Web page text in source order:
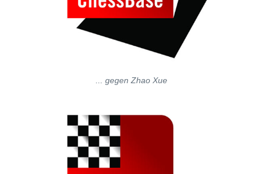
... gegen Zhao Xue